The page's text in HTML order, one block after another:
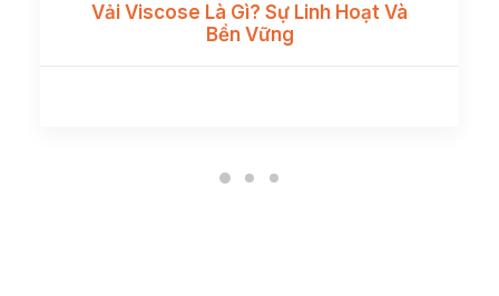
Vải Viscose Là Gì? Sự Linh Hoạt Và
Bền Vững